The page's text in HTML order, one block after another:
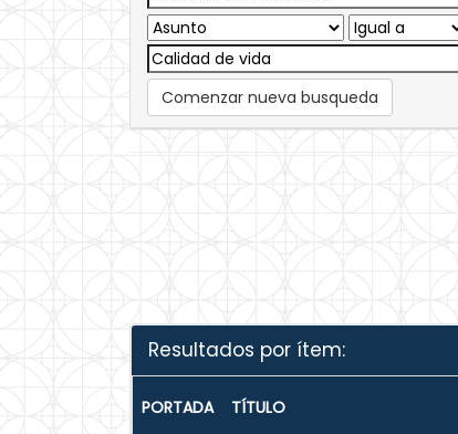
Comenzar nueva busqueda
Resultados por ítem:
PORTADA TÍTULO